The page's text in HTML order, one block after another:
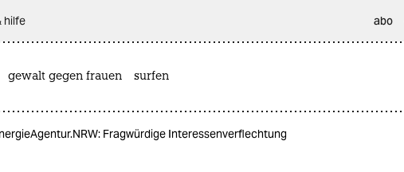
hilfe abo
gewalt gegen frauen surfen
Fragwürdige Interessenverflechtung